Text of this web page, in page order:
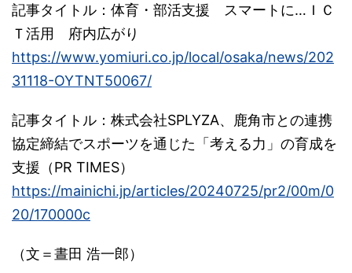
記事タイトル：体育・部活支援 スマートに…ＩＣ
Ｔ活用 府内広がり
https://www.yomiuri.co.jp/local/osaka/news/202
31118-OYTNT50067/
記事タイトル：株式会社SPLYZA、鹿角市との連携
協定締結でスポーツを通じた「考える力」の育成を
支援（PR TIMES）
https://mainichi.jp/articles/20240725/pr2/00m/0
20/170000c
（文＝晝田 浩一郎）